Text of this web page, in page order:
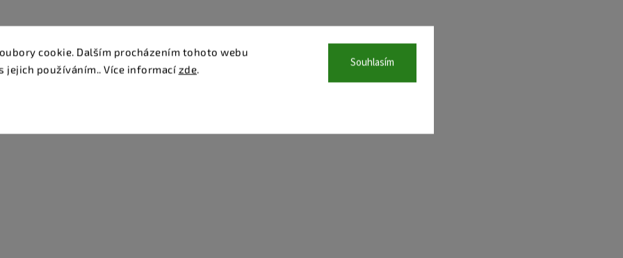
cookie. Dalším procházením tohoto webu
jejich používáním.. Více informací zde. Souhlasím